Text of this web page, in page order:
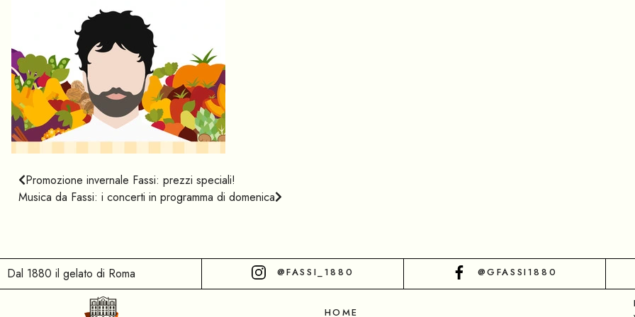
Promozione invernale Fassi: prezzi speciali!
Musica da Fassi: i concerti in programma di domenica
Dal 1880 il gelato di Roma @FASSI_1880 @GFASSI1880
HOME